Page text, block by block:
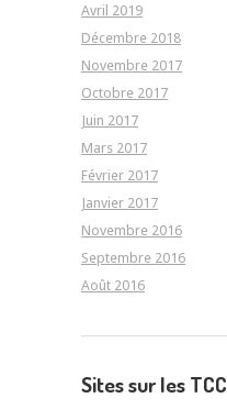
Avril 2019
Décembre 2018
Novembre 2017
Octobre 2017
Juin 2017
Mars 2017
Février 2017
Janvier 2017
Novembre 2016
Septembre 2016
Août 2016
Sites sur les TCC